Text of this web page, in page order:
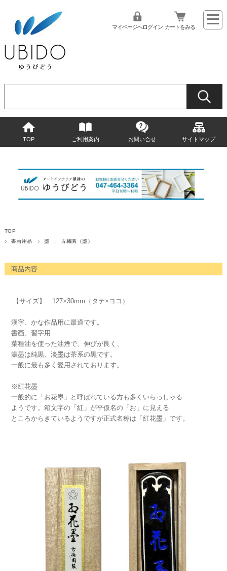
マイページへログイン カートをみる
TOP ご利用案内 お問い合せ サイトマップ
TOP
書画用品
墨 古梅園（墨）
商品内容
【サイズ】 127×30mm（タテ×ヨコ）
漢字、かな作品用に最適です。
書画、習字用
菜種油を使った油煙で、伸びが良く、
濃墨は純黒、淡墨は茶系の黒です。
一般に最も多く愛用されております。
※紅花墨
一般的に「お花墨」と呼ばれている方も多くいらっしゃる
ようです。箱文字の「紅」が平仮名の「お」に見える
ところからきているようですが正式名称は「紅花墨」です。